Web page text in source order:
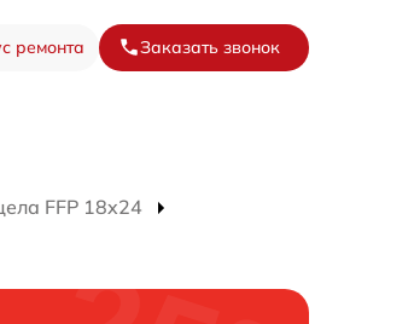
ремонта Заказать звонок
FFP 18x24